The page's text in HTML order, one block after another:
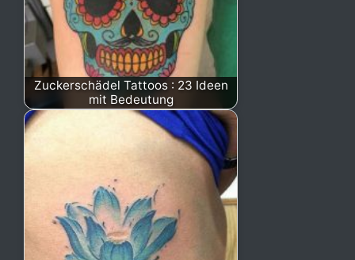
Zuckerschädel Tattoos : 23 Ideen
mit Bedeutung